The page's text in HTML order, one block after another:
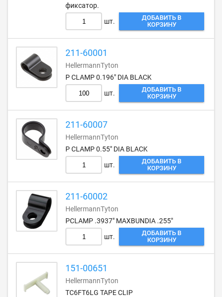
фиксатор.
шт.
ДОБАВИТЬ В
КОРЗИНУ
211-60001
HellermannTyton
P CLAMP 0.196" DIA BLACK
шт.
ДОБАВИТЬ В
КОРЗИНУ
211-60007
HellermannTyton
P CLAMP 0.55" DIA BLACK
шт.
ДОБАВИТЬ В
КОРЗИНУ
211-60002
HellermannTyton
PCLAMP .3937" MAXBUNDIA .255"
шт.
ДОБАВИТЬ В
КОРЗИНУ
151-00651
HellermannTyton
TC6FT6LG TAPE CLIP